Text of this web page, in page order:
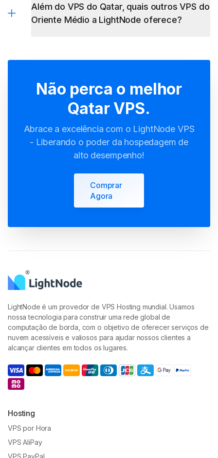
Oriente Médio Istanbul VPS Riyadh
Não perca o melhor
Abrace a excelência com o LightNode VPS
- Liberando o poder da hospedagem de
alto desempenho!
Comprar
LightNode é um provedor de VPS Hosting mundial. Usamos
nossa tecnologia para construir uma rede global de
nuvem acessíveis e valiosos para ajudar nossos clientes a
alcançar clientes em todos os lugares.
Hosting
VPS AliPay
VPS PayPal
VPS cPanel
VPS CyberPanel